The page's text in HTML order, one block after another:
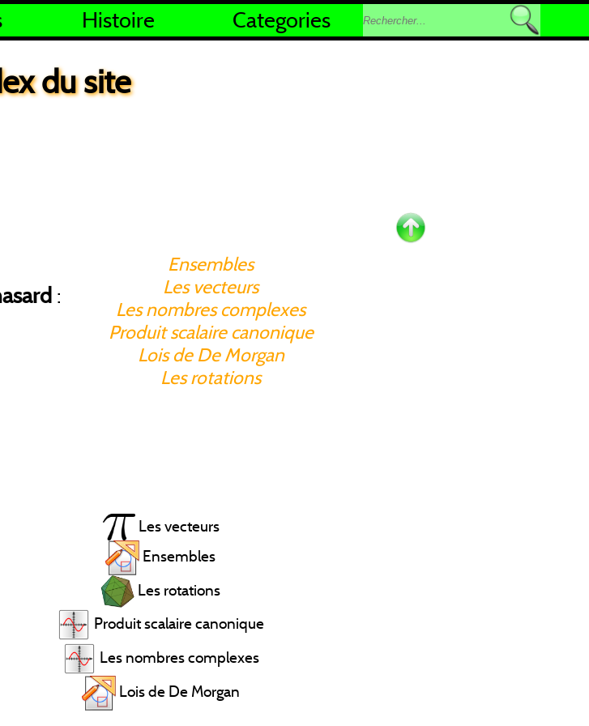
Histoire Categories
du site
:
Ensembles
Les vecteurs
Les nombres complexes
Produit scalaire canonique
Lois de De Morgan
Les rotations
Les vecteurs
Ensembles
Les rotations
Produit scalaire canonique
Les nombres complexes
Lois de De Morgan